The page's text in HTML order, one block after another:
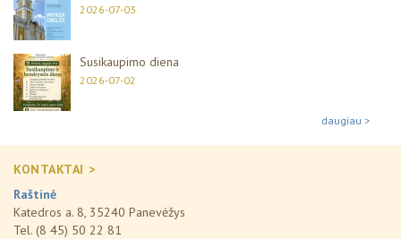
2026-07-03
Susikaupimo diena
2026-07-02
daugiau >
KONTAKTAI >
Raštinė
Katedros a. 8, 35240 Panevėžys
Tel. (8 45) 50 22 81